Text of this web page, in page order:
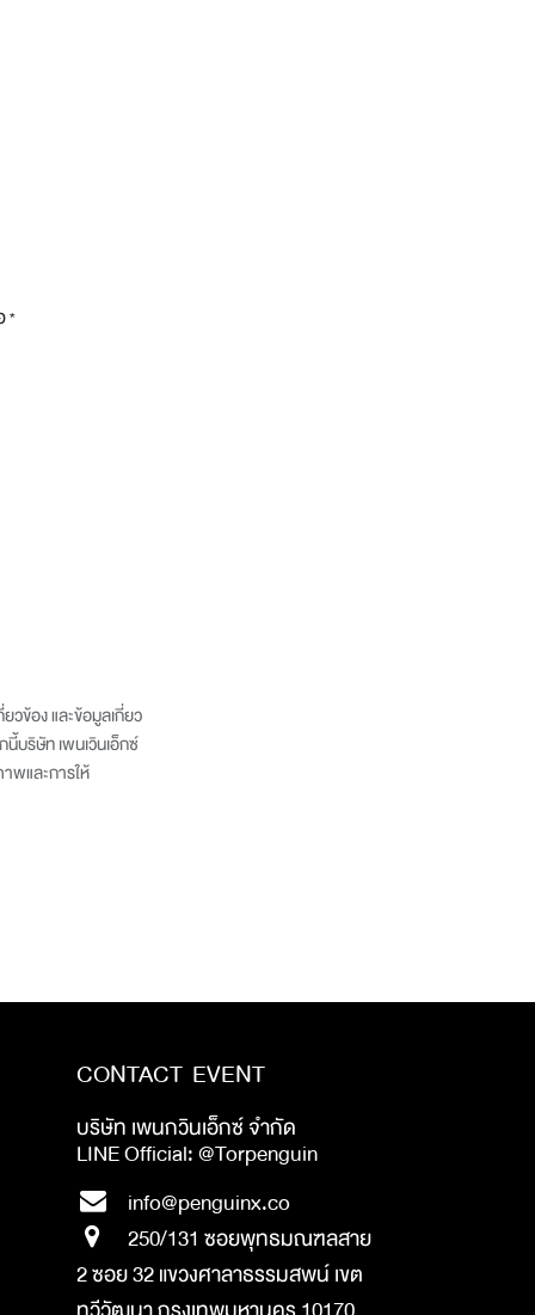
*
วข้อง และข้อมูลเกี่ยว
ริษัท เพนเวินเอ็กซ์
พและการให้
CONTACT EVENT
บริษัท เพนกวินเอ็กซ์ จำกัด
LINE Official: @Torpenguin
info@penguinx.co
250/131 ซอยพุทธมณฑลสาย
2 ซอย 32 แขวงศาลาธรรมสพน์ เขต